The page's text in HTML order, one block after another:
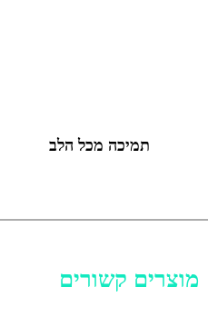
תמיכה מכל הלב
מוצרים קשורים